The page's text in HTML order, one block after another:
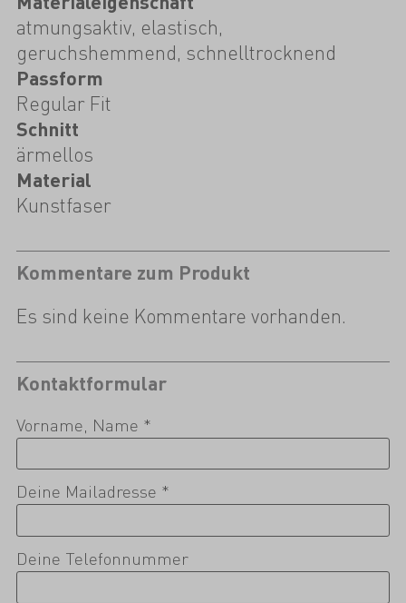
atmungsaktiv, elastisch,
geruchshemmend, schnelltrocknend
Passform
Regular Fit
Schnitt
ärmellos
Material
Kunstfaser
Kommentare zum Produkt
Es sind keine Kommentare vorhanden.
Kontaktformular
Vorname, Name *
Deine Mailadresse *
Deine Telefonnummer